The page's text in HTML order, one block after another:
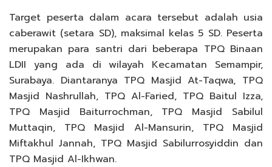
Target peserta dalam acara tersebut adalah usia
caberawit (setara SD), maksimal kelas 5 SD. Peserta
merupakan para santri dari beberapa TPQ Binaan
LDII yang ada di wilayah Kecamatan Semampir,
Surabaya. Diantaranya TPQ Masjid At-Taqwa, TPQ
Masjid Nashrullah, TPQ Al-Faried, TPQ Baitul Izza,
TPQ Masjid Baiturrochman, TPQ Masjid Sabilul
Muttaqin, TPQ Masjid Al-Mansurin, TPQ Masjid
Miftakhul Jannah, TPQ Masjid Sabilurrosyiddin dan
TPQ Masjid Al-Ikhwan.